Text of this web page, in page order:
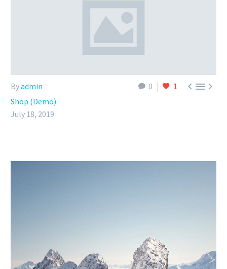
0 1 
Byadmin
Shop (Demo)
July 18, 2019